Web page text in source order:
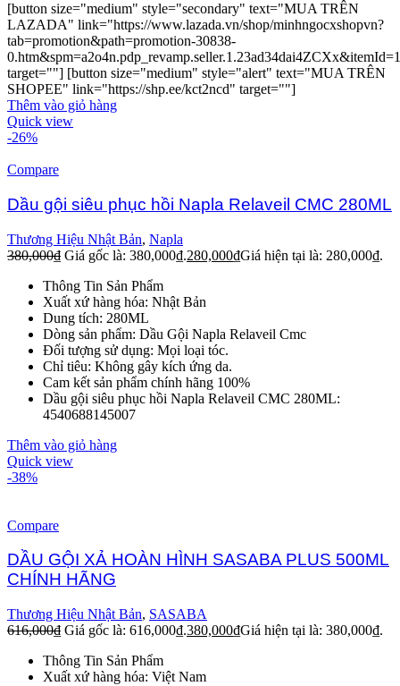
[button size="medium" style="secondary" text="MUA TRÊN
LAZADA" link="https://www.lazada.vn/shop/minhngocxshopvn?
tab=promotion&path=promotion-30838-
target=""] [button size="medium" style="alert" text="MUA TRÊN
SHOPEE" link="https://shp.ee/kct2ncd" target=""]
Thêm vào giỏ hàng
Quick view
-26%
Compare
Dầu gội siêu phục hồi Napla Relaveil CMC 280ML
Thương Hiệu Nhật Bản, Napla
380,000₫ Giá gốc là: 380,000₫.280,000₫Giá hiện tại là: 280,000₫.
Thông Tin Sản Phẩm
Xuất xứ hàng hóa: Nhật Bản
Dung tích: 280ML
Dòng sản phẩm: Dầu Gội Napla Relaveil Cmc
Đối tượng sử dụng: Mọi loại tóc.
Chỉ tiêu: Không gây kích ứng da.
Cam kết sản phẩm chính hãng 100%
Dầu gội siêu phục hồi Napla Relaveil CMC 280ML:
4540688145007
Thêm vào giỏ hàng
Quick view
-38%
Compare
DẦU GỘI XẢ HOÀN HÌNH SASABA PLUS 500ML
CHÍNH HÃNG
Thương Hiệu Nhật Bản, SASABA
616,000₫ Giá gốc là: 616,000₫.380,000₫Giá hiện tại là: 380,000₫.
Thông Tin Sản Phẩm
Xuất xứ hàng hóa: Việt Nam